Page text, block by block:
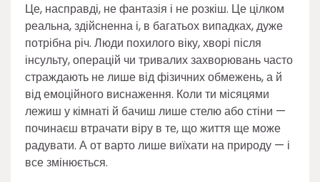
Це, насправді, не фантазія і не розкіш. Це цілком
реальна, здійсненна і, в багатьох випадках, дуже
потрібна річ. Люди похилого віку, хворі після
інсульту, операцій чи тривалих захворювань часто
страждають не лише від фізичних обмежень, а й
від емоційного виснаження. Коли ти місяцями
лежиш у кімнаті й бачиш лише стелю або стіни —
починаєш втрачати віру в те, що життя ще може
радувати. А от варто лише виїхати на природу — і
все змінюється.